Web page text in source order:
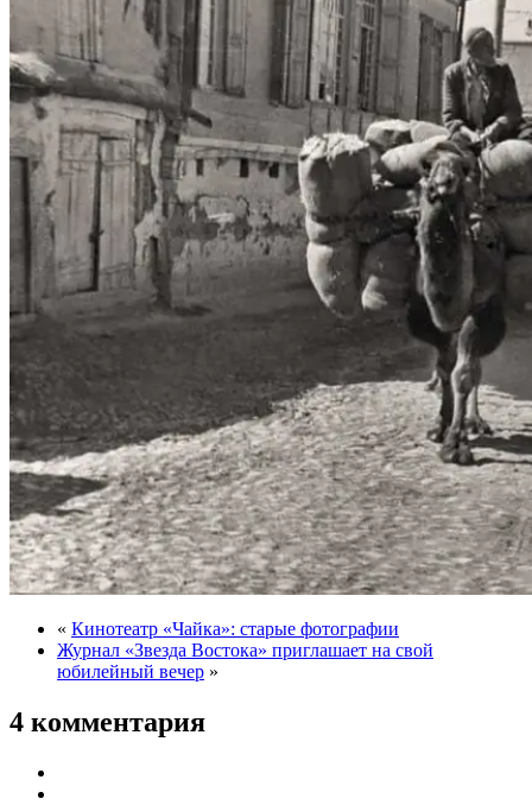
« Кинотеатр «Чайка»: старые фотографии
Журнал «Звезда Востока» приглашает на свой
юбилейный вечер »
4 комментария